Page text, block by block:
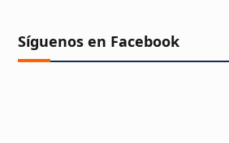
Síguenos en Facebook